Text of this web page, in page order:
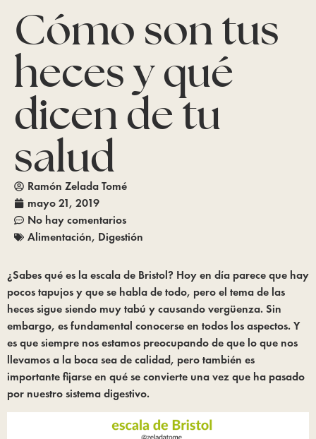
Cómo son tus
heces y qué
dicen de tu
salud
Ramón Zelada Tomé
mayo 21, 2019
No hay comentarios
Alimentación, Digestión
¿Sabes qué es la escala de Bristol? Hoy en día parece que hay
pocos tapujos y que se habla de todo, pero el tema de las
heces sigue siendo muy tabú y causando vergüenza. Sin
embargo, es fundamental conocerse en todos los aspectos. Y
es que siempre nos estamos preocupando de que lo que nos
llevamos a la boca sea de calidad, pero también es
importante fijarse en qué se convierte una vez que ha pasado
por nuestro sistema digestivo.